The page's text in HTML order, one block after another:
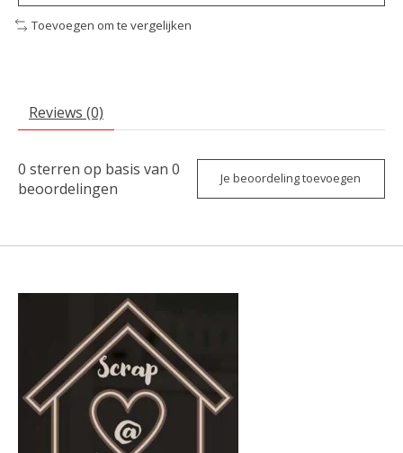
Toevoegen om te vergelijken
Reviews (0)
0 sterren op basis van 0
beoordelingen
Je beoordeling toevoegen